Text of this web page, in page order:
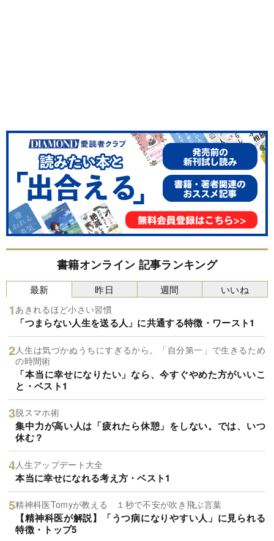
書籍オンライン 記事ランキング
最新
あきれるほど小さい習慣
「つまらない人生を送る人」に共通する特徴・ワースト1
人生は気づかぬうちにすぎるから。「自分第一」で生きるため
の時間術
「本当に幸せになりたい」なら、今すぐやめた方がいいこ
と・ベスト1
脱スマホ術
集中力が高い人は「疲れたら休憩」をしない。では、いつ
休む？
人生アップデート大全
本当に幸せになれる考え方・ベスト1
精神科医Tomyが教える １秒で不安が吹き飛ぶ言葉
【精神科医が解説】「うつ病になりやすい人」に見られる
特徴・トップ5
昨日 週間 いいね